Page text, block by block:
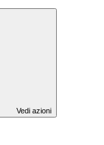
Vedi azioni